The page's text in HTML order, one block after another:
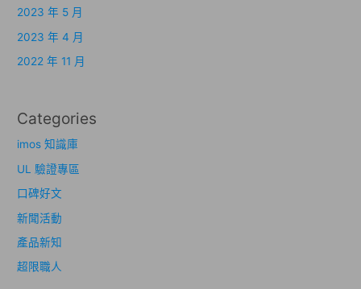
2023 年 5 月
2023 年 4 月
2022 年 11 月
Categories
imos 知識庫
UL 驗證專區
口碑好文
新聞活動
產品新知
超限職人